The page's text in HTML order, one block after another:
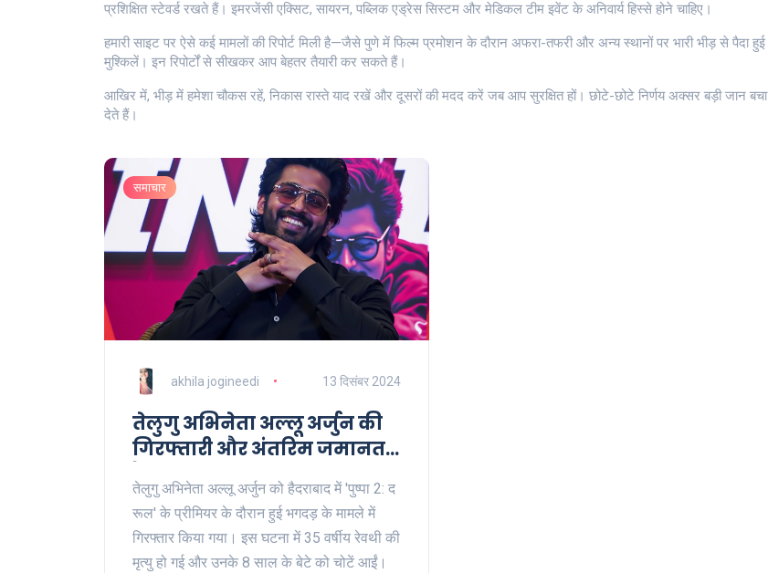
प्रशिक्षित स्टेवर्ड रखते हैं। इमरजेंसी एक्सिट, सायरन, पब्लिक एड्रेस सिस्टम और मेडिकल टीम इवेंट के अनिवार्य हिस्से होने चाहिए।
हमारी साइट पर ऐसे कई मामलों की रिपोर्ट मिली है—जैसे पुणे में फिल्म प्रमोशन के दौरान अफरा-तफरी और अन्य स्थानों पर भारी भीड़ से पैदा हुई
मुश्किलें। इन रिपोर्टों से सीखकर आप बेहतर तैयारी कर सकते हैं।
आखिर में, भीड़ में हमेशा चौकस रहें, निकास रास्ते याद रखें और दूसरों की मदद करें जब आप सुरक्षित हों। छोटे-छोटे निर्णय अक्सर बड़ी जान बचा
देते हैं।
समाचार
akhila jogineedi 13 दिसंबर 2024
तेलुगु अभिनेता अल्लू अर्जुन की
गिरफ्तारी और अंतरिम जमानत:
हैदराबाद भगदड़ मामला
तेलुगु अभिनेता अल्लू अर्जुन को हैदराबाद में 'पुष्पा 2: द
रूल' के प्रीमियर के दौरान हुई भगदड़ के मामले में
गिरफ्तार किया गया। इस घटना में 35 वर्षीय रेवथी की
मृत्यु हो गई और उनके 8 साल के बेटे को चोटें आईं।